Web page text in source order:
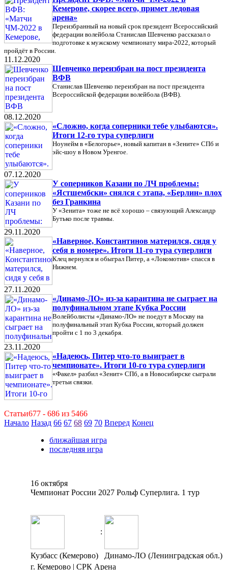
Кемерове, скорее всего, примет ледовая
арена»
Переизбранный на новый срок президент Всероссийский
федерации волейбола Станислав Шевченко рассказал о
подготовке к мужскому чемпионату мира-2022, который
пройдёт в России.
11.12.2020
Шевченко переизбран на пост президента
ВФВ
Станислав Шевченко переизбран на пост президента
Всероссийской федерации волейбола (ВФВ).
08.12.2020
«Сложно, когда соперники тебе улыбаются».
Итоги 12-го тура суперлиги
Ноунейм в «Белогорье», новый капитан в «Зените» СПб и
эйс-шоу в Новом Уренгое.
07.12.2020
У соперников Казани по ЛЧ проблемы:
«Ястшембски» снялся с этапа, «Берлин» плох
без Гранкина
У «Зенита» тоже не всё хорошо – связующий Александр
Бутько после травмы.
29.11.2020
«Наверное, Константинов матерился, сидя у
себя в номере». Итоги 11-го тура суперлиги
Клец вернулся и обыграл Питер, а «Локомотив» спасся в
Нижнем.
27.11.2020
«Динамо-ЛО» из-за карантина не сыграет на
полуфинальном этапе Кубка России
Волейболисты «Динамо-ЛО» не поедут в Москву на
полуфинальный этап Кубка России, который должен
пройти с 1 по 3 декабря.
23.11.2020
«Надеюсь, Питер что-то выиграет в
чемпионате». Итоги 10-го тура суперлиги
«Факел» разбил «Зенит» СПб, а в Новосибирске сыграли
третьи связки.
Статьи677 - 686 из 5466
Начало Назад 66 67 68 69 70 Вперед Конец
ближайшая игра
последняя игра
16 октября
Чемпионат России 2027 Рольф Суперлига. 1 тур
:
Кузбасс (Кемерово)
Динамо-ЛО (Ленинградская обл.)
г. Кемерово | СРК Арена